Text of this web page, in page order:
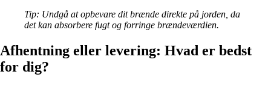
Tip: Undgå at opbevare dit brænde direkte på jorden, da
det kan absorbere fugt og forringe brændeværdien.
Afhentning eller levering: Hvad er bedst
for dig?